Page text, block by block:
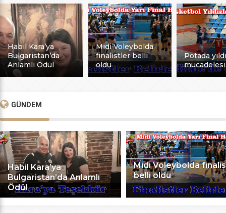
Habil Kara’ya
Bulgaristan’da
Anlamlı Ödül
Midi Voleybolda
finalistler belli
oldu
Potada
mücadelesi
GÜNDEM
Habil Kara’ya
Bulgaristan’da Anlamlı
Ödül
Midi Voleybolda
belli oldu